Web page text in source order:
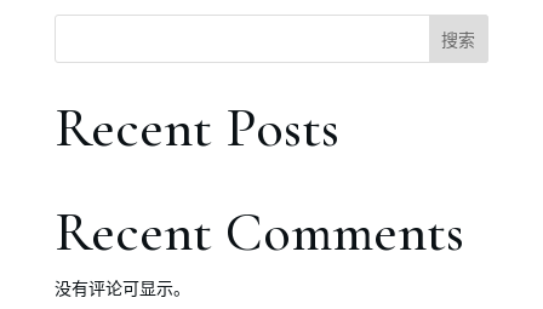
搜索
Recent Posts
Recent Comments
没有评论可显示。